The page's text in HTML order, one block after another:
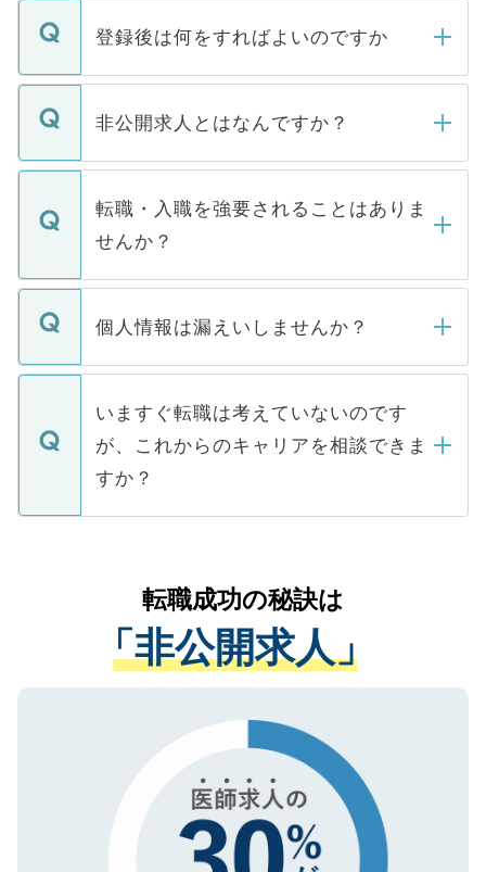
登録後は何をすればよいのですか
ご登録いただきましたら、弊社担当者がご
登録内容を確認し、その後メールもしくは
ます。通常、5営業日以内にはご連絡をせて
いただきますので、しばらくお待ちくださ
非公開求人とはなんですか？
マイナビDOCTORで取り扱っている求人の
うち約3割は、Webサイトからご覧いただ
けない「非公開求人」です。非公開求人は
下記の理由によって、一般には公開してい
ません。
■応募殺到を避けるため 人気のある医療機
関を公にしてしまうと、応募が殺到する場
に、医療機関が求める条件に合った人材の
みを人材紹介会社に依頼するケースが増え
ています。
転職・入職を強要されることはありま
せんか？
転職・入職を強要することは一切ありませ
ん。また、仮に応募先から内定をいただい
定を承諾する必要はありません。内定先へ
の辞退の連絡はキャリアパートナーが行い
個人情報は漏えいしませんか？
個人情報が漏えいすることはありませんの
で、ご安心ください。当サイトからの登録
などで収集したご登録者様の個人情報は、
ご本人のキャリアアップおよび転職活動の
支援を目的に使用いたします。お預かりし
ているすべての個人データはご本人の許可
は、個人情報の取り扱いについての厳密な
管理基準を満たした事業者のみに付与され
る、プライバシーマークを取得済みです。
で、機密保持に関してもご安心ください。
いますぐ転職は考えていないのです
が、これからのキャリアを相談できま
すか？
かがいして、現在の医療機関の状況や紹介
経験をまじえながら、適切なアドバイスを
させていただきます。すぐにご転職をされ
ない方には、長期的なサポートが可能です
ので、まずはご登録ください。
転職成功の秘訣は
「非公開求人」